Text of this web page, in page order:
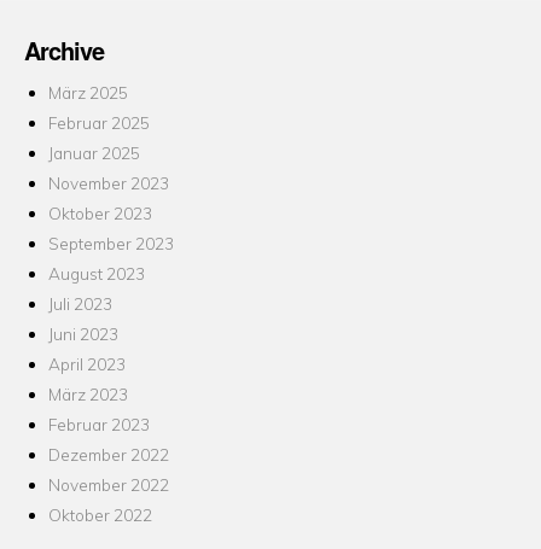
Archive
März 2025
Februar 2025
Januar 2025
November 2023
Oktober 2023
September 2023
August 2023
Juli 2023
Juni 2023
April 2023
März 2023
Februar 2023
Dezember 2022
November 2022
Oktober 2022